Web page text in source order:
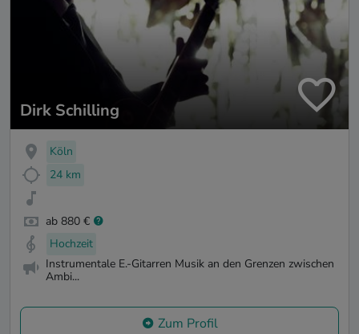
Dirk Schilling
Köln
24 km
ab 880 €
Hochzeit
Instrumentale E.-Gitarren Musik an den Grenzen zwischen
Ambi...
Zum Profil